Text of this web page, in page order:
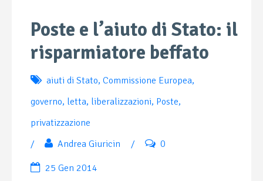
Poste e l’aiuto di Stato: il
risparmiatore beffato
aiuti di Stato, Commissione Europea,
governo, letta, liberalizzazioni, Poste,
privatizzazione
/
Andrea Giuricin / 0
25 Gen 2014